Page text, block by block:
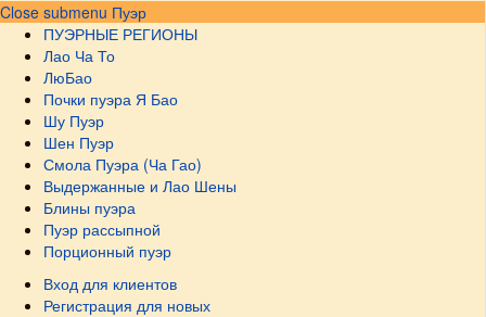
Close submenu Пуэр
ПУЭРНЫЕ РЕГИОНЫ
Лао Ча То
ЛюБао
Почки пуэра Я Бао
Шу Пуэр
Шен Пуэр
Смола Пуэра (Ча Гао)
Выдержанные и Лао Шены
Блины пуэра
Пуэр рассыпной
Порционный пуэр
Вход для клиентов
Регистрация для новых